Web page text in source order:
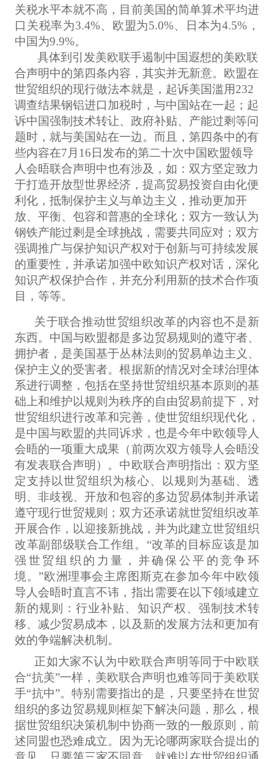
关税水平本就不高，目前美国的简单算术平均进
口关税率为3.4%、欧盟为5.0%、日本为4.5%，
中国为9.9%。
具体到引发美欧联手遏制中国遐想的美欧联
合声明中的第四条内容，其实并无新意。欧盟在
世贸组织的现行做法本就是，起诉美国滥用232
调查结果钢铝进口加税时，与中国站在一起；起
诉中国强制技术转让、政府补贴、产能过剩等问
题时，就与美国站在一边。而且，第四条中的有
些内容在7月16日发布的第二十次中国欧盟领导
人会晤联合声明中也有涉及，如：双方坚定致力
于打造开放型世界经济，提高贸易投资自由化便
利化，抵制保护主义与单边主义，推动更加开
放、平衡、包容和普惠的全球化；双方一致认为
钢铁产能过剩是全球挑战，需要共同应对；双方
强调推广与保护知识产权对于创新与可持续发展
的重要性，并承诺加强中欧知识产权对话，深化
知识产权保护合作，并充分利用新的技术合作项
目，等等。
关于联合推动世贸组织改革的内容也不是新
东西。中国与欧盟都是多边贸易规则的遵守者、
拥护者，是美国基于丛林法则的贸易单边主义、
保护主义的受害者。根据新的情况对全球治理体
系进行调整，包括在坚持世贸组织基本原则的基
础上和维护以规则为秩序的自由贸易前提下，对
世贸组织进行改革和完善，使世贸组织现代化，
是中国与欧盟的共同诉求，也是今年中欧领导人
会晤的一项重大成果（前两次双方领导人会晤没
有发表联合声明）。中欧联合声明指出：双方坚
定支持以世贸组织为核心、以规则为基础、透
明、非歧视、开放和包容的多边贸易体制并承诺
遵守现行世贸规则；双方还承诺就世贸组织改革
开展合作，以迎接新挑战，并为此建立世贸组织
改革副部级联合工作组。“改革的目标应该是加
强世贸组织的力量，并确保公平的竞争环
境。”欧洲理事会主席图斯克在参加今年中欧领
导人会晤时直言不讳，指出需要在以下领域建立
新的规则：行业补贴、知识产权、强制技术转
移、减少贸易成本，以及新的发展方法和更加有
效的争端解决机制。
正如大家不认为中欧联合声明等同于中欧联
合“抗美”一样，美欧联合声明也难等同于美欧联
手“抗中”。特别需要指出的是，只要坚持在世贸
组织的多边贸易规则框架下解决问题，那么，根
据世贸组织决策机制中协商一致的一般原则，前
述同盟也恐难成立。因为无论哪两家联合提出的